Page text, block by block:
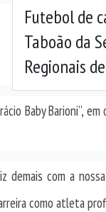
Futebol de
Taboão da
Regionais
Baby Barioni”,
com a
como atleta